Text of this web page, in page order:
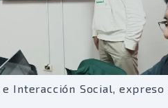
Interacción Social,